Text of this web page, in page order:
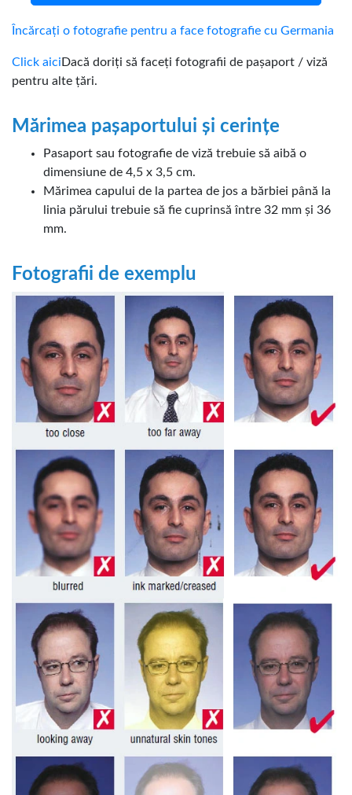
Încărcați o fotografie pentru a face fotografie cu Germania
Click aici Dacă doriți să faceți fotografii de pașaport / viză
pentru alte țări.
Mărimea pașaportului și cerințe
Pasaport sau fotografie de viză trebuie să aibă o
dimensiune de 4,5 x 3,5 cm.
Mărimea capului de la partea de jos a bărbiei până la
linia părului trebuie să fie cuprinsă între 32 mm și 36
mm.
Fotografii de exemplu